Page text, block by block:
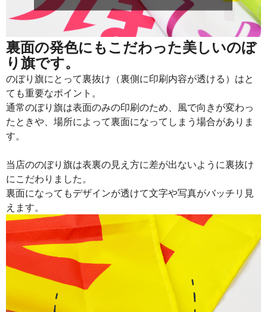
裏面の発色にもこだわった美しいのぼ
り旗です。
のぼり旗にとって裏抜け（裏側に印刷内容が透ける）はと
ても重要なポイント。
通常のぼり旗は表面のみの印刷のため、風で向きが変わっ
たときや、場所によって裏面になってしまう場合がありま
す。
当店ののぼり旗は表裏の見え方に差が出ないように裏抜け
にこだわりました。
裏面になってもデザインが透けて文字や写真がバッチリ見
えます。